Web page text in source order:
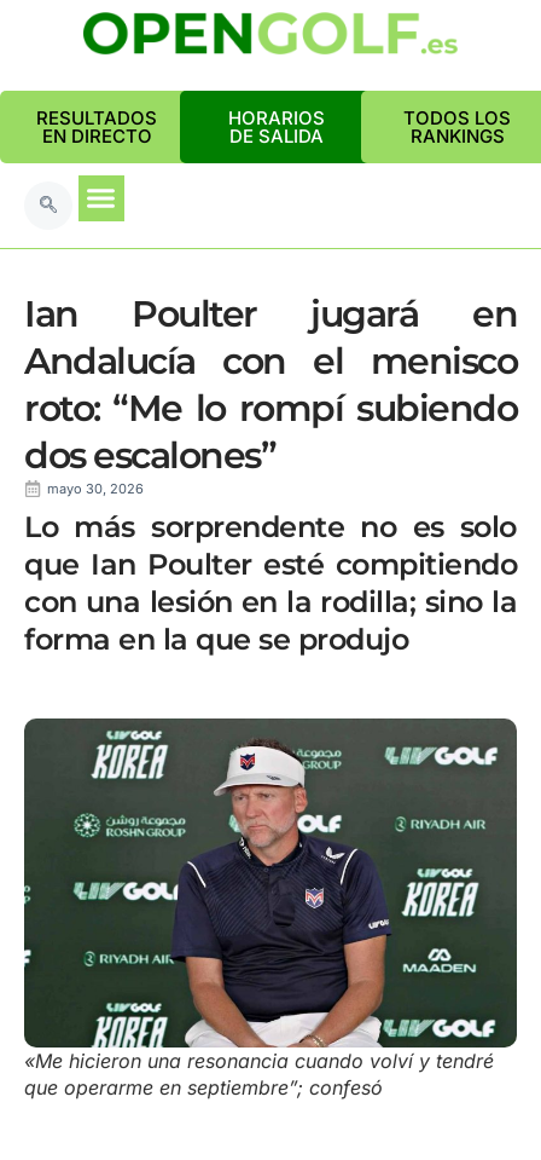
RESULTADOS
EN DIRECTO
HORARIOS
DE SALIDA
TODOS LOS
RANKINGS
Ian Poulter jugará en
Andalucía con el menisco
roto: “Me lo rompí subiendo
dos escalones”
mayo 30, 2026
Lo más sorprendente no es solo
que Ian Poulter esté compitiendo
con una lesión en la rodilla; sino la
forma en la que se produjo
«Me hicieron una resonancia cuando volví y tendré
que operarme en septiembre”; confesó